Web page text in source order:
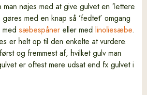
man nøjes med at give gulvet en ’lettere
gøres med en knap så ’fedtet’ omgang
sæbespåner eller med linoliesæbe.
er helt op til den enkelte at vurdere.
og fremmest af, hvilket gulv man
er oftest mere udsat end fx gulvet i